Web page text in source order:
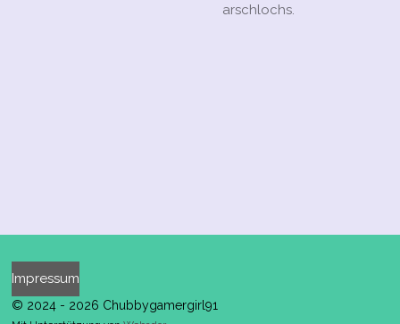
arschlochs.
Impressum
© 2024 - 2026 Chubbygamergirl91